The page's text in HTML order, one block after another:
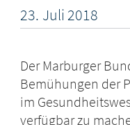
23. Juli2018
Der Marburger
Bemühungen der
im
verfügbar zu